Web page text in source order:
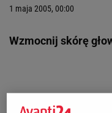
1 maja 2005, 00:00
Wzmocnij skórę
1 z 8